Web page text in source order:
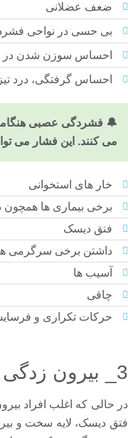
ضعف عضلانی
بی حسی در نواحی
احساس سوزن شدن در
احساس گرفتگی، درد
🔔 فشردگی عصبی
می کنند. این فشار می
خار های استخوانی
برخی بیماری ها همچون
فتق دیسک
داشتن برخی سرگرمی
آسیب ها
چاقی
حرکات تکراری و
3_ بیرون زدگی دیسک
در حالی که اغلب افراد
فتق دیسک، لایه سخت و